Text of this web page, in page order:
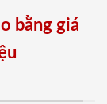
bằng giá